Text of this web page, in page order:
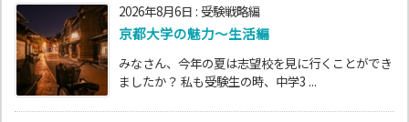
2026年8月6日 : 受験戦略編
京都大学の魅力～生活編
みなさん、今年の夏は志望校を見に行くことができ
ましたか？ 私も受験生の時、中学3 ...